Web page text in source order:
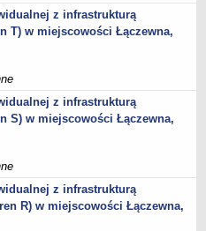
z infrastrukturą
T) w miejscowości Łączewna,
z infrastrukturą
S) w miejscowości Łączewna,
z infrastrukturą
R) w miejscowości Łączewna,